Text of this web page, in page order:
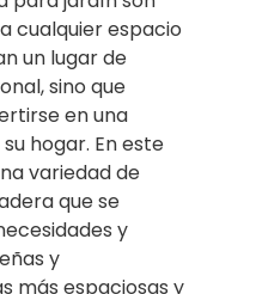
cualquier espacio
un lugar de
sino que
en una
hogar. En este
variedad de
que se
y
y
más espaciosas y